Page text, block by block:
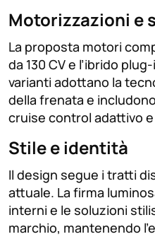
Motorizzazioni e
La proposta motori
da 130 CV e l’ibrido
varianti adottano la
della frenata e
cruise control adattivo
Stile e identità
Il design segue i tratti
attuale. La firma
interni e le soluzioni
marchio, mantenendo